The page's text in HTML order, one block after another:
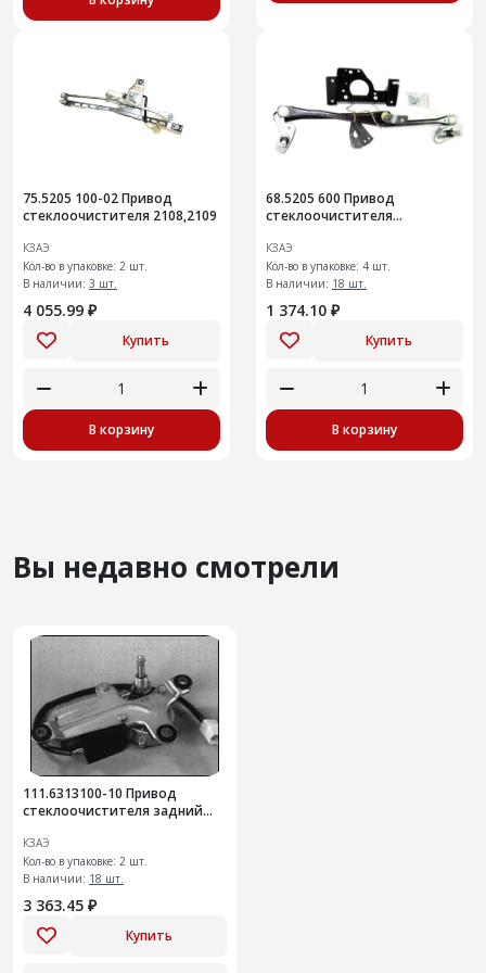
75.5205 100-02 Привод
стеклоочистителя 2108,2109
КЗАЭ
Кол-во в упаковке: 2 шт.
В наличии: 3 шт.
4 055.99 ₽
Купить
В корзину
68.5205 600 Привод
стеклоочистителя
КЗАЭ
Кол-во в упаковке: 4 шт.
В наличии: 18 шт.
1 374.10 ₽
Купить
В корзину
Вы недавно смотрели
111.6313100-10 Привод
стеклоочистителя задний
КЗАЭ
Кол-во в упаковке: 2 шт.
В наличии: 18 шт.
3 363.45 ₽
Купить